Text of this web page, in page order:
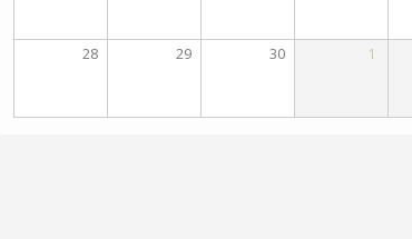
28 29 30 1